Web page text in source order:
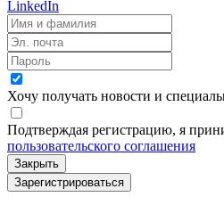
LinkedIn
Хочу получать новости и
Подтверждая регистрацию, я
пользовательского соглашения
Закрыть
Зарегистрироваться